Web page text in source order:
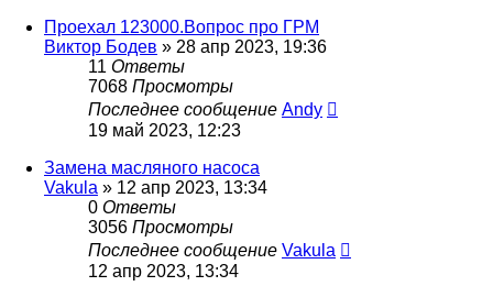
Проехал 123000.Вопрос про ГРМ
Виктор Бодев » 28 апр 2023, 19:36
11 Ответы
7068 Просмотры
Последнее сообщение Andy
19 май 2023, 12:23
Замена масляного насоса
Vakula » 12 апр 2023, 13:34
0 Ответы
3056 Просмотры
Последнее сообщение Vakula
12 апр 2023, 13:34